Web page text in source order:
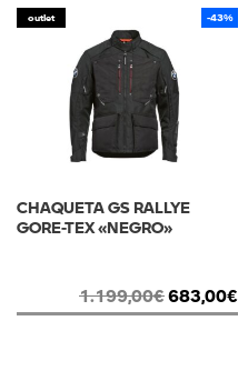
-43%
outlet
CHAQUETA GS RALLYE
GORE-TEX «NEGRO»
1.199,00€683,00€